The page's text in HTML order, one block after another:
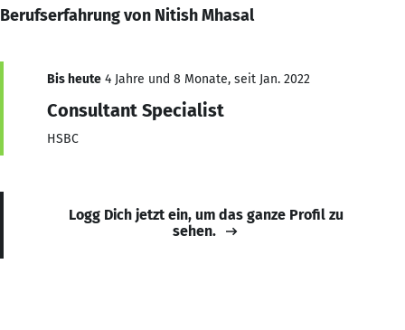
Berufserfahrung von Nitish Mhasal
Bis heute 4 Jahre und 8 Monate, seit Jan. 2022
Consultant Specialist
HSBC
Logg Dich jetzt ein, um das ganze Profil zu
sehen.